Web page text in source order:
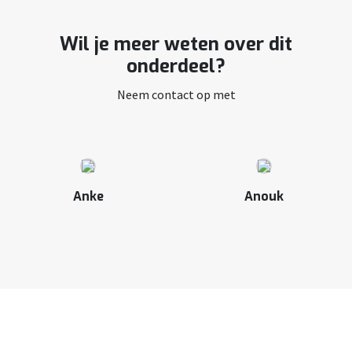
Wil je meer weten over dit
onderdeel?
Neem contact op met
Anke Anouk